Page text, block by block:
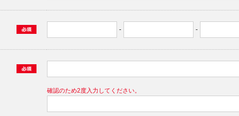
- -
確認のため2度入力してください。